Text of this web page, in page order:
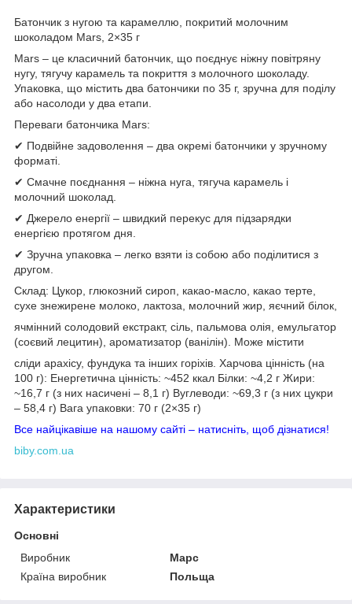
Батончик з нугою та карамеллю, покритий молочним
шоколадом Mars, 2×35 г
Mars – це класичний батончик, що поєднує ніжну повітряну
нугу, тягучу карамель та покриття з молочного шоколаду.
Упаковка, що містить два батончики по 35 г, зручна для поділу
або насолоди у два етапи.
Переваги батончика Mars:
✔ Подвійне задоволення – два окремі батончики у зручному
форматі.
✔ Смачне поєднання – ніжна нуга, тягуча карамель і
молочний шоколад.
✔ Джерело енергії – швидкий перекус для підзарядки
енергією протягом дня.
✔ Зручна упаковка – легко взяти із собою або поділитися з
другом.
Склад: Цукор, глюкозний сироп, какао-масло, какао терте,
сухе знежирене молоко, лактоза, молочний жир, яєчний білок,
ячмінний солодовий екстракт, сіль, пальмова олія, емульгатор
(соєвий лецитин), ароматизатор (ванілін). Може містити
сліди арахісу, фундука та інших горіхів. Харчова цінність (на
100 г): Енергетична цінність: ~452 ккал Білки: ~4,2 г Жири:
~16,7 г (з них насичені – 8,1 г) Вуглеводи: ~69,3 г (з них цукри
– 58,4 г) Вага упаковки: 70 г (2×35 г)
Все найцікавіше на нашому сайті – натисніть, щоб дізнатися!
biby.com.ua
Характеристики
Основні
Виробник
Марс
Країна виробник
Польща